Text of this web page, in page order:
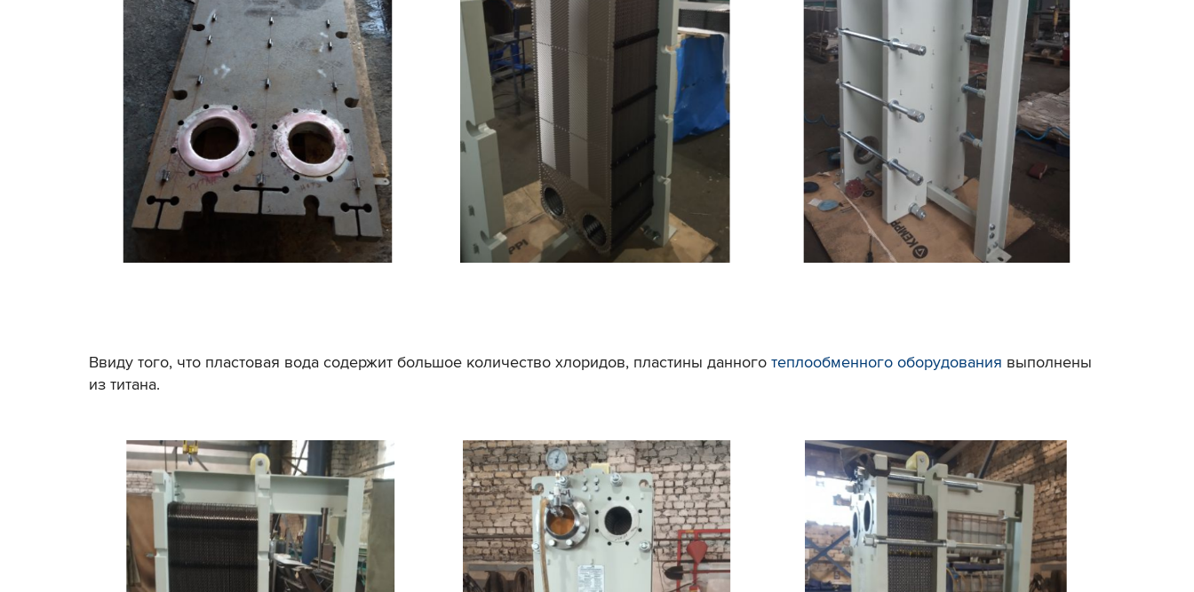
Ввиду того, что пластовая вода содержит большое количество хлоридов, пластины данного теплообменного оборудования выполнены
из титана.